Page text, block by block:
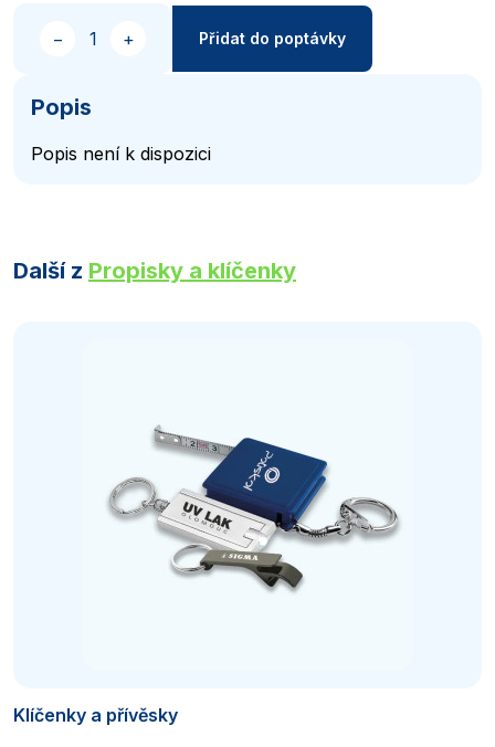
−
+ Přidat do poptávky
Popis
Popis není k dispozici
Další z Propisky a klíčenky
Klíčenky a přívěsky